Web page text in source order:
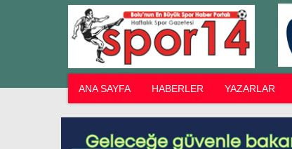
ANA SAYFA HABERLER YAZARLAR